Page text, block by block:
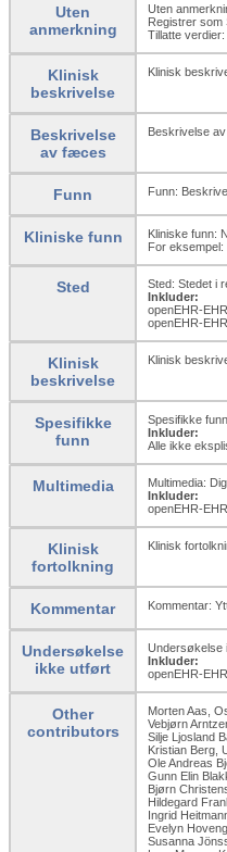
Uten
anmerkning
Uten
Registrer som
Tillatte
Klinisk
beskrivelse
Klinisk
Beskrivelse
av fæces
Beskrivelse
Funn Funn:
Kliniske funn
Kliniske funn:
For eksempel:
Sted
Sted: Stedet i
Inkluder:
openEHR-
openEHR-
Klinisk
beskrivelse
Klinisk
Spesifikke
funn
Spesifikke
Inkluder:
Alle ikke
Multimedia
Multimedia:
Inkluder:
openEHR-
Klinisk
fortolkning
Klinisk
Kommentar Kommentar:
Undersøkelse
ikke utført
Undersøkelse
Inkluder:
openEHR-
Other
contributors
Morten Aas,
Vebjørn
Silje Ljosland
Kristian Berg,
Ole Andreas
Gunn Elin
Bjørn
Hildegard
Ingrid
Evelyn
Susanna